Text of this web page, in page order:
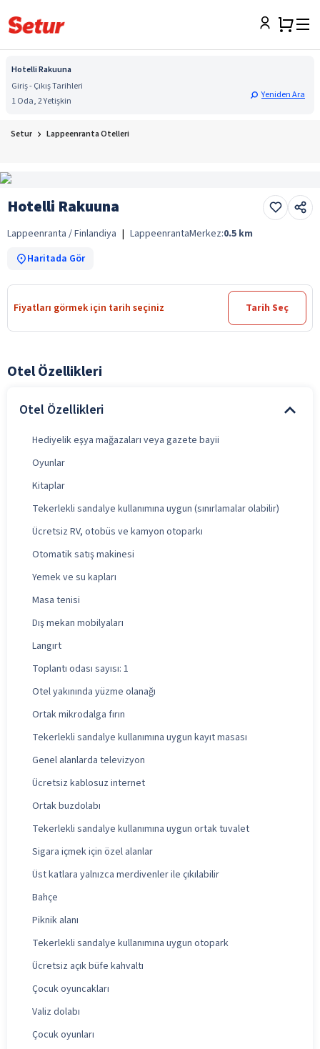
Hotelli Rakuuna
Giriş - Çıkış Tarihleri
1 Oda, 2 Yetişkin
Yeniden Ara
Setur Lappeenranta Otelleri
Hotelli Rakuuna
Lappeenranta / Finlandiya | LappeenrantaMerkez:0.5 km
Haritada Gör
Fiyatları görmek için tarih seçiniz Tarih Seç
Otel Özellikleri
Otel Özellikleri
Hediyelik eşya mağazaları veya gazete bayii
Oyunlar
Kitaplar
Tekerlekli sandalye kullanımına uygun (sınırlamalar olabilir)
Ücretsiz RV, otobüs ve kamyon otoparkı
Otomatik satış makinesi
Yemek ve su kapları
Masa tenisi
Dış mekan mobilyaları
Langırt
Toplantı odası sayısı: 1
Otel yakınında yüzme olanağı
Ortak mikrodalga fırın
Tekerlekli sandalye kullanımına uygun kayıt masası
Genel alanlarda televizyon
Ücretsiz kablosuz internet
Ortak buzdolabı
Tekerlekli sandalye kullanımına uygun ortak tuvalet
Sigara içmek için özel alanlar
Üst katlara yalnızca merdivenler ile çıkılabilir
Bahçe
Piknik alanı
Tekerlekli sandalye kullanımına uygun otopark
Ücretsiz açık büfe kahvaltı
Çocuk oyuncakları
Valiz dolabı
Çocuk oyunları